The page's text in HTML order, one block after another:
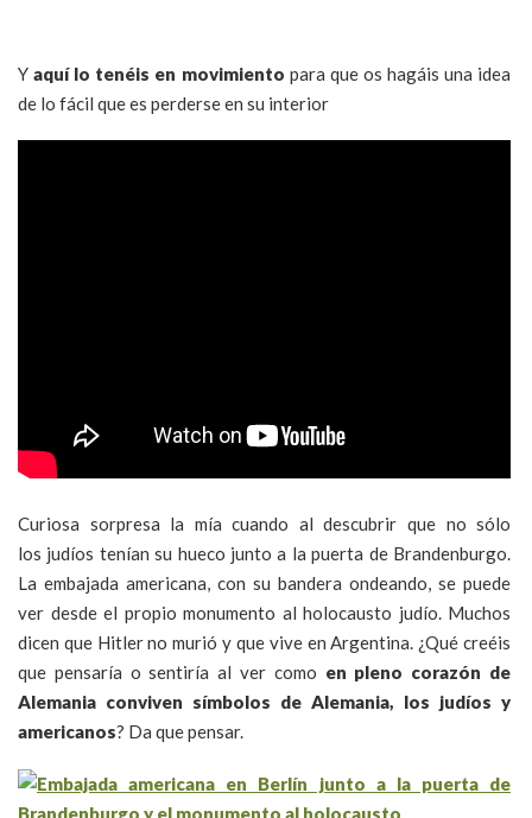
Yaquí lo tenéis en movimiento para que os hagáis una idea
de lo fácil que es perderse en su interior
Curiosa sorpresa la mía cuando al descubrir que no sólo
los judíos tenían su hueco junto a la puerta de Brandenburgo.
La embajada americana, con su bandera ondeando, se puede
ver desde el propio monumento al holocausto judío. Muchos
dicen que Hitler no murió y que vive en Argentina. ¿Qué creéis
que pensaría o sentiría al ver como en pleno corazón de
Alemania conviven símbolos de Alemania, los judíos y
americanos? Da que pensar.